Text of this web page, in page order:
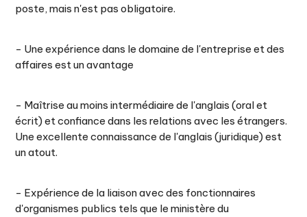
poste, mais n'est pas obligatoire.
- Une expérience dans le domaine de l'entreprise et des
affaires est un avantage
- Maîtrise au moins intermédiaire de l'anglais (oral et
écrit) et confiance dans les relations avec les étrangers.
Une excellente connaissance de l'anglais (juridique) est
un atout.
- Expérience de la liaison avec des fonctionnaires
d'organismes publics tels que le ministère du